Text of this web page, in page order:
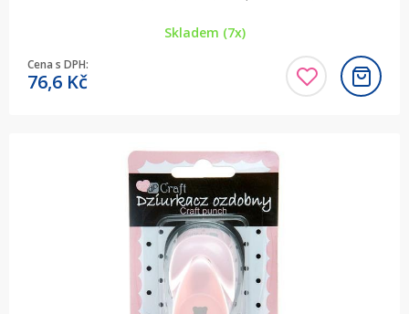
Skladem (7x)
Cena s DPH:
76,6 Kč